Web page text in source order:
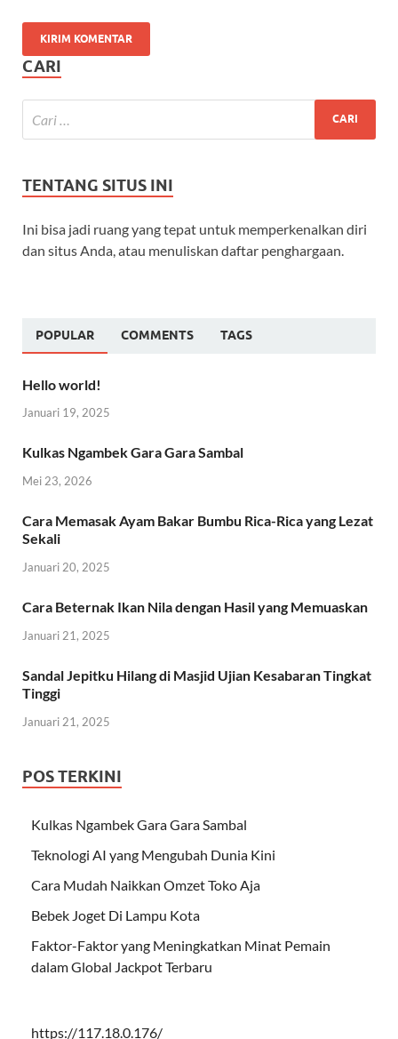
CARI
TENTANG SITUS INI
Ini bisa jadi ruang yang tepat untuk memperkenalkan diri
dan situs Anda, atau menuliskan daftar penghargaan.
POPULAR COMMENTS TAGS
Hello world!
Januari 19, 2025
Kulkas Ngambek Gara Gara Sambal
Mei 23, 2026
Cara Memasak Ayam Bakar Bumbu Rica-Rica yang Lezat
Sekali
Januari 20, 2025
Cara Beternak Ikan Nila dengan Hasil yang Memuaskan
Januari 21, 2025
Sandal Jepitku Hilang di Masjid Ujian Kesabaran Tingkat
Tinggi
Januari 21, 2025
POS TERKINI
Kulkas Ngambek Gara Gara Sambal
Teknologi AI yang Mengubah Dunia Kini
Cara Mudah Naikkan Omzet Toko Aja
Bebek Joget Di Lampu Kota
Faktor-Faktor yang Meningkatkan Minat Pemain
dalam Global Jackpot Terbaru
https://117.18.0.176/